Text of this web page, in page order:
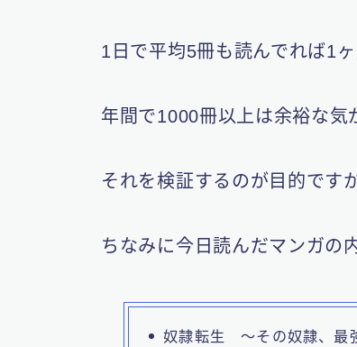
1日で平均5冊も読んでれば1
年間で1000冊以上は余裕な気
それを検証するのが目的です
ちなみに今日読んだマンガの
奴隷転生 ～その奴隷、最